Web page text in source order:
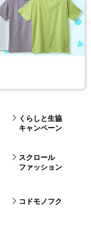
くらしと生協
キャンペーン
スクロール
ファッション
コドモノフク